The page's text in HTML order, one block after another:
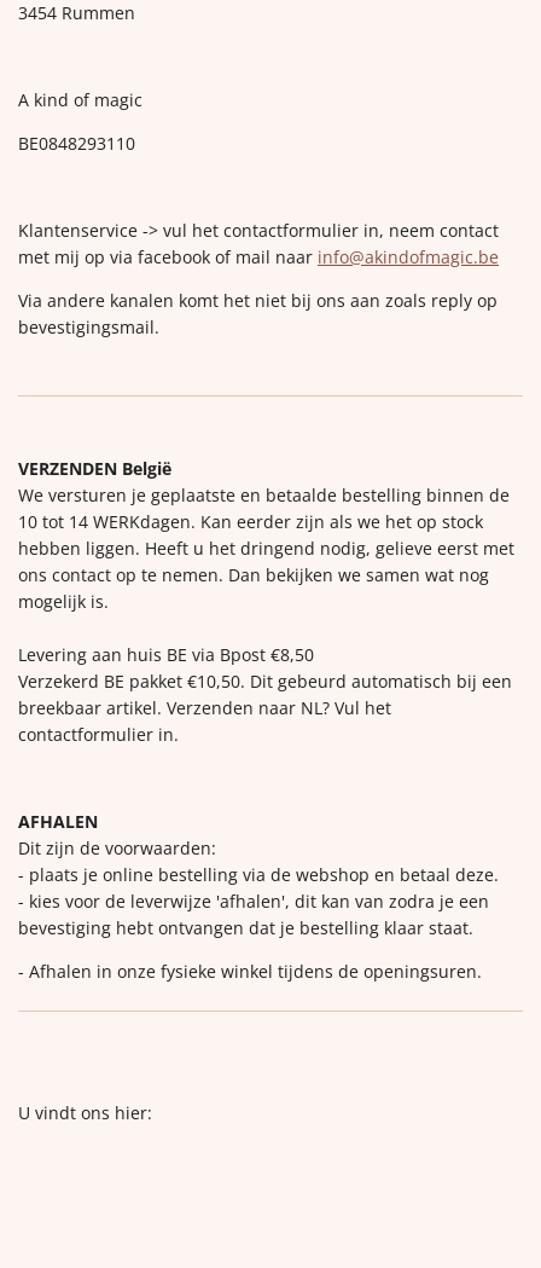
3454 Rummen
A kind of magic
BE0848293110
Klantenservice -> vul het contactformulier in, neem contact
met mij op via facebook of mail naar info@akindofmagic.be
Via andere kanalen komt het niet bij ons aan zoals reply op
bevestigingsmail.
VERZENDEN België
We versturen je geplaatste en betaalde bestelling binnen de
10 tot 14 WERKdagen. Kan eerder zijn als we het op stock
hebben liggen. Heeft u het dringend nodig, gelieve eerst met
ons contact op te nemen. Dan bekijken we samen wat nog
mogelijk is.
Levering aan huis BE via Bpost €8,50
Verzekerd BE pakket €10,50. Dit gebeurd automatisch bij een
breekbaar artikel. Verzenden naar NL? Vul het
contactformulier in.
AFHALEN
Dit zijn de voorwaarden:
- plaats je online bestelling via de webshop en betaal deze.
- kies voor de leverwijze 'afhalen', dit kan van zodra je een
bevestiging hebt ontvangen dat je bestelling klaar staat.
- Afhalen in onze fysieke winkel tijdens de openingsuren.
U vindt ons hier: